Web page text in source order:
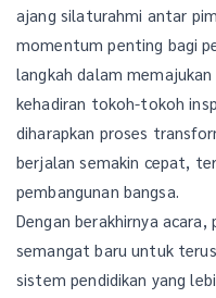
ajang silaturahmi antar
momentum penting bagi
langkah dalam
kehadiran tokoh-tokoh
diharapkan proses
berjalan semakin cepat,
pembangunan bangsa.
Dengan berakhirnya
semangat baru untuk
sistem pendidikan yang